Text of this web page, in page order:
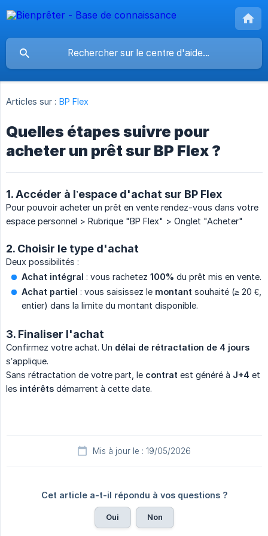
Articles sur : BP Flex
Quelles étapes suivre pour
acheter un prêt sur BP Flex ?
1. Accéder à l’espace d'achat sur BP Flex
Pour pouvoir acheter un prêt en vente rendez-vous dans votre
espace personnel > Rubrique "BP Flex" > Onglet "Acheter"
2. Choisir le type d'achat
Deux possibilités :
Achat intégral : vous rachetez 100% du prêt mis en vente.
Achat partiel : vous saisissez le montant souhaité (≥ 20 €,
entier) dans la limite du montant disponible.
3. Finaliser l'achat
Confirmez votre achat. Un délai de rétractation de 4 jours
s’applique.
Sans rétractation de votre part, le contrat est généré à J+4 et
les intérêts démarrent à cette date.
Mis à jour le : 19/05/2026
Cet article a-t-il répondu à vos questions ?
Oui Non